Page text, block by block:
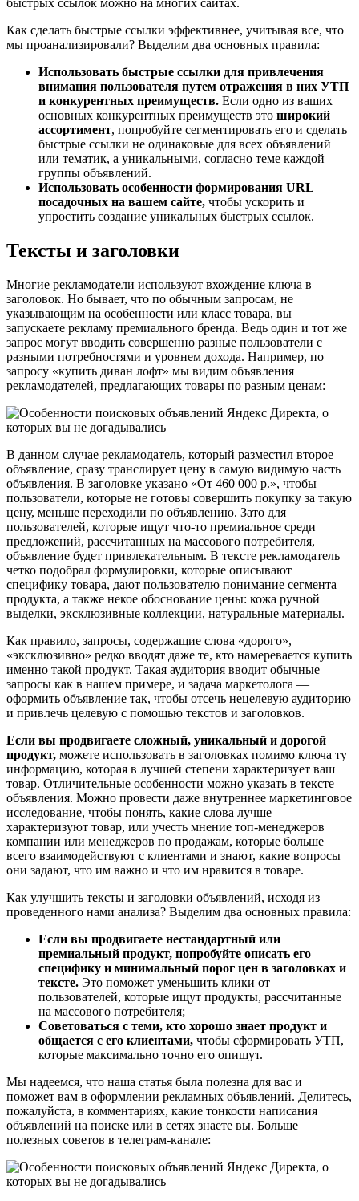
быстрых ссылок можно на многих сайтах.
Как сделать быстрые ссылки эффективнее, учитывая все, что
мы проанализировали? Выделим два основных правила:
Использовать быстрые ссылки для привлечения
внимания пользователя путем отражения в них УТП
и конкурентных преимуществ. Если одно из ваших
основных конкурентных преимуществ это широкий
ассортимент, попробуйте сегментировать его и сделать
быстрые ссылки не одинаковые для всех объявлений
или тематик, а уникальными, согласно теме каждой
группы объявлений.
Использовать особенности формирования URL
посадочных на вашем сайте, чтобы ускорить и
упростить создание уникальных быстрых ссылок.
Тексты и заголовки
Многие рекламодатели используют вхождение ключа в
заголовок. Но бывает, что по обычным запросам, не
указывающим на особенности или класс товара, вы
запускаете рекламу премиального бренда. Ведь один и тот же
запрос могут вводить совершенно разные пользователи с
разными потребностями и уровнем дохода. Например, по
запросу «купить диван лофт» мы видим объявления
рекламодателей, предлагающих товары по разным ценам:
В данном случае рекламодатель, который разместил второе
объявление, сразу транслирует цену в самую видимую часть
объявления. В заголовке указано «От 460 000 р.», чтобы
пользователи, которые не готовы совершить покупку за такую
цену, меньше переходили по объявлению. Зато для
пользователей, которые ищут что-то премиальное среди
предложений, рассчитанных на массового потребителя,
объявление будет привлекательным. В тексте рекламодатель
четко подобрал формулировки, которые описывают
специфику товара, дают пользователю понимание сегмента
продукта, а также некое обоснование цены: кожа ручной
выделки, эксклюзивные коллекции, натуральные материалы.
Как правило, запросы, содержащие слова «дорого»,
«эксклюзивно» редко вводят даже те, кто намеревается купить
именно такой продукт. Такая аудитория вводит обычные
запросы как в нашем примере, и задача маркетолога —
оформить объявление так, чтобы отсечь нецелевую аудиторию
и привлечь целевую с помощью текстов и заголовков.
Если вы продвигаете сложный, уникальный и дорогой
продукт, можете использовать в заголовках помимо ключа ту
информацию, которая в лучшей степени характеризует ваш
товар. Отличительные особенности можно указать в тексте
объявления. Можно провести даже внутреннее маркетинговое
исследование, чтобы понять, какие слова лучше
характеризуют товар, или учесть мнение топ-менеджеров
компании или менеджеров по продажам, которые больше
всего взаимодействуют с клиентами и знают, какие вопросы
они задают, что им важно и что им нравится в товаре.
Как улучшить тексты и заголовки объявлений, исходя из
проведенного нами анализа? Выделим два основных правила:
Если вы продвигаете нестандартный или
премиальный продукт, попробуйте описать его
специфику и минимальный порог цен в заголовках и
тексте. Это поможет уменьшить клики от
пользователей, которые ищут продукты, рассчитанные
на массового потребителя;
Советоваться с теми, кто хорошо знает продукт и
общается с его клиентами, чтобы сформировать УТП,
которые максимально точно его опишут.
Мы надеемся, что наша статья была полезна для вас и
поможет вам в оформлении рекламных объявлений. Делитесь,
пожалуйста, в комментариях, какие тонкости написания
объявлений на поиске или в сетях знаете вы. Больше
полезных советов в телеграм-канале: